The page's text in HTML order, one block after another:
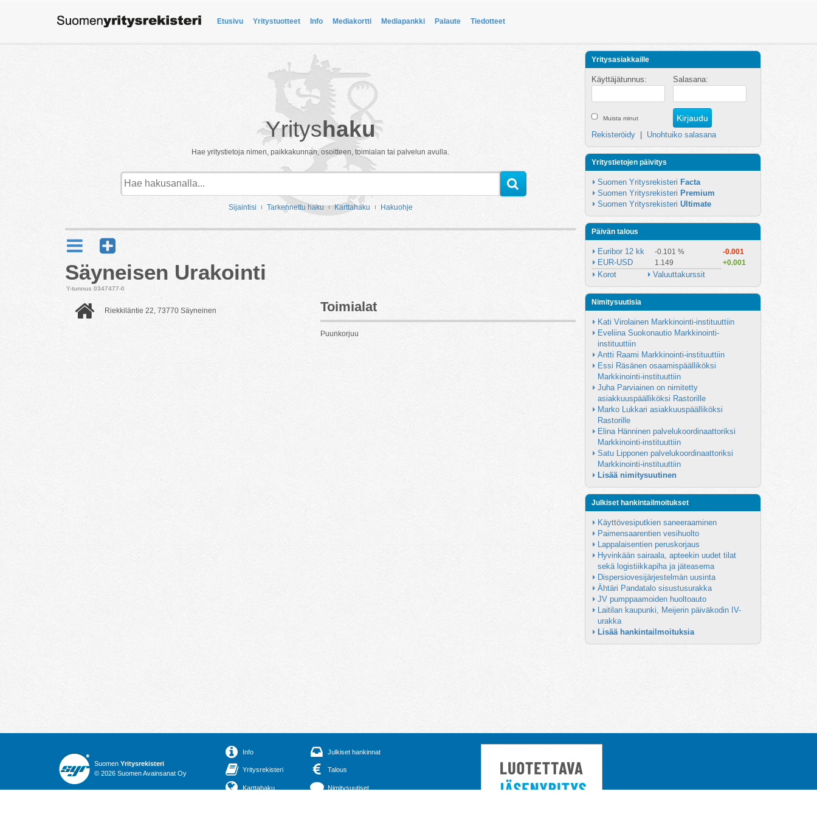
Etusivu Yritystuotteet Info Mediakortti Mediapankki Palaute Tiedotteet
Yrityshaku
Hae yritystietoja nimen, paikkakunnan, osoitteen, toimialan tai palvelun avulla.
Sijaintisi Tarkennettu haku Karttahaku Hakuohje
Säyneisen Urakointi
Y-tunnus 0347477-0
Riekkiläntie 22, 73770 Säyneinen Toimialat
Puunkorjuu
Yritysasiakkaille
Käyttäjätunnus: Salasana:
Muista minut
Rekisteröidy Unohtuiko salasana
Yritystietojen päivitys
Suomen Yritysrekisteri Facta
Suomen Yritysrekisteri Premium
Suomen Yritysrekisteri Ultimate
Päivän talous
Euribor 12 kk -0.101 % -0.001
EUR-USD 1.149 +0.001
Korot Valuuttakurssit
Nimitysuutisia
Kati Virolainen Markkinointi-instituuttiin
Eveliina Suokonautio Markkinointi-
instituuttiin
Antti Raami Markkinointi-instituuttiin
Essi Räsänen osaamispäälliköksi
Markkinointi-instituuttiin
Juha Parviainen on nimitetty
asiakkuuspäälliköksi Rastorille
Marko Lukkari asiakkuuspäälliköksi
Rastorille
Elina Hänninen palvelukoordinaattoriksi
Markkinointi-instituuttiin
Satu Lipponen palvelukoordinaattoriksi
Markkinointi-instituuttiin
Lisää nimitysuutinen
Julkiset hankintailmoitukset
Käyttövesiputkien saneeraaminen
Paimensaarentien vesihuolto
Lappalaisentien peruskorjaus
Hyvinkään sairaala, apteekin uudet tilat
sekä logistiikkapiha ja jäteasema
Dispersiovesijärjestelmän uusinta
Ähtäri Pandatalo sisustusurakka
JV pumppaamoiden huoltoauto
Laitilan kaupunki, Meijerin päiväkodin IV-
urakka
Lisää hankintailmoituksia
Suomen Yritysrekisteri
© 2026 Suomen Avainsanat Oy
Info
Yritysrekisteri
Karttahaku
Julkiset hankinnat
Talous
Nimitysuutiset